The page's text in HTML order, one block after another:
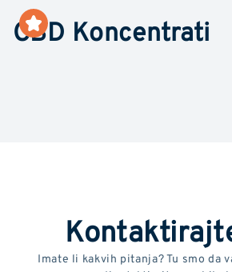
CBD Koncentrati
Imate li kakvih pitanja? Tu smo da